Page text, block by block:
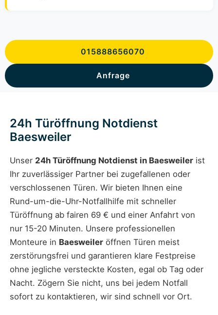
015888656070
Anfrage
24h Türöffnung Notdienst
Baesweiler
Unser 24h Türöffnung Notdienst in Baesweiler ist
Ihr zuverlässiger Partner bei zugefallenen oder
verschlossenen Türen. Wir bieten Ihnen eine
Rund-um-die-Uhr-Notfallhilfe mit schneller
Türöffnung ab fairen 69 € und einer Anfahrt von
nur 15-20 Minuten. Unsere professionellen
Monteure in Baesweiler öffnen Türen meist
zerstörungsfrei und garantieren klare Festpreise
ohne jegliche versteckte Kosten, egal ob Tag oder
Nacht. Zögern Sie nicht, uns bei jedem Notfall
sofort zu kontaktieren, wir sind schnell vor Ort.